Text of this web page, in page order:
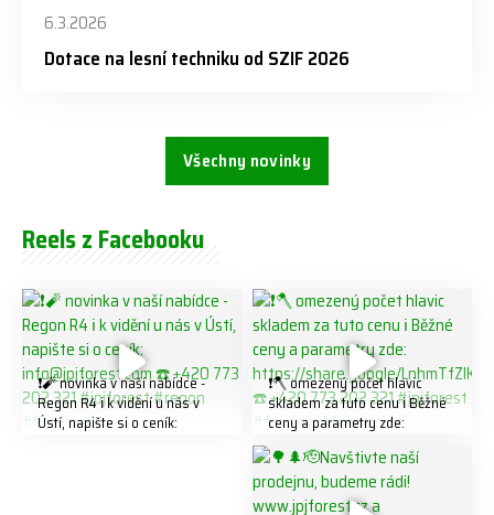
6.3.2026
Dotace na lesní techniku od SZIF 2026
Všechny novinky
Reels z Facebooku
❗️🧨 novinka v naší nabídce -
Regon R4 ℹ️ k vidění u nás v
Ústí, napište si o ceník:
❗️🪓 omezený počet hlavic
skladem za tuto cenu ℹ️ Běžné
ceny a parametry zde:
K8W5t7i6o ☎️ +420 773 202
321 #jpjforest #forsmw
#firewood #